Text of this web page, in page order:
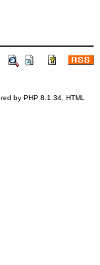
by PHP 8.1.34. HTML